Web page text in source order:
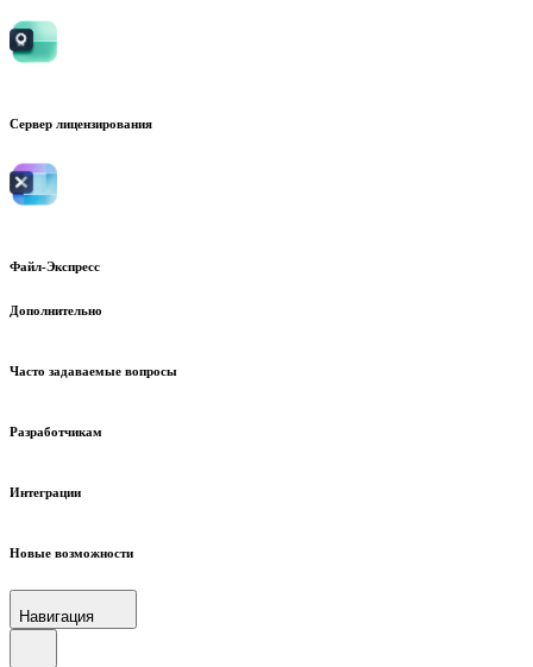
Сервер лицензирования
Файл-Экспресс
Дополнительно
Часто задаваемые вопросы
Разработчикам
Интеграции
Новые возможности
Навигация